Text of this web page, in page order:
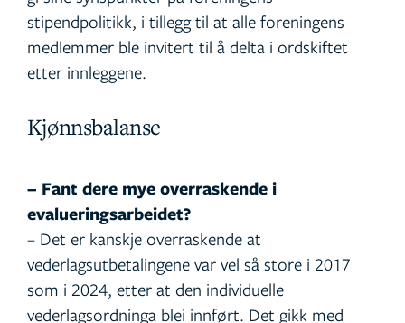
stipendpolitikk, i tillegg til at alle foreningens
medlemmer ble invitert til å delta i ordskiftet
etter innleggene.
Kjønnsbalanse
– Fant dere mye overraskende i
evalueringsarbeidet?
– Det er kanskje overraskende at
vederlagsutbetalingene var vel så store i 2017
som i 2024, etter at den individuelle
vederlagsordninga blei innført. Det gikk med